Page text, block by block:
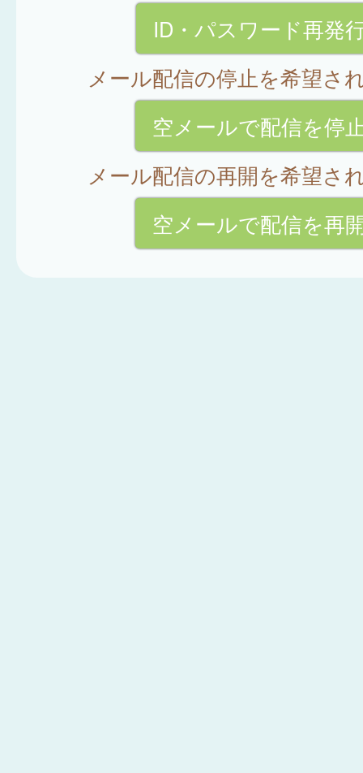
ID・パスワード再発
メール配信の停止を希望さ
空メールで配信を停
メール配信の再開を希望さ
空メールで配信を再